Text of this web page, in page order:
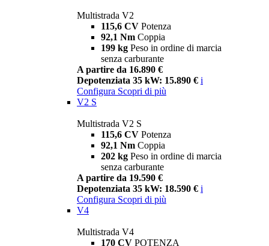
Multistrada V2
115,6 CV Potenza
92,1 Nm Coppia
199 kg Peso in ordine di marcia
senza carburante
A partire da 16.890 €
Depotenziata 35 kW: 15.890 € i
Configura Scopri di più
V2 S
Multistrada V2 S
115,6 CV Potenza
92,1 Nm Coppia
202 kg Peso in ordine di marcia
senza carburante
A partire da 19.590 €
Depotenziata 35 kW: 18.590 € i
Configura Scopri di più
V4
Multistrada V4
170 CV POTENZA